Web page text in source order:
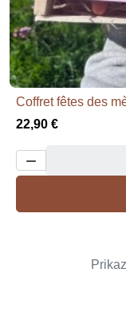
Coffret fêtes des
22,90 €
